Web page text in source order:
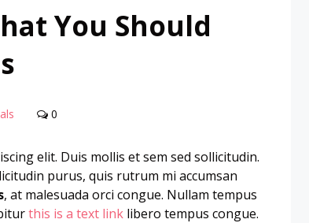
You Should
0
elit. Duis mollis et sem sed sollicitudin.
purus, quis rutrum mi accumsan
, at malesuada orci congue. Nullam tempus
this is a text link libero tempus congue.